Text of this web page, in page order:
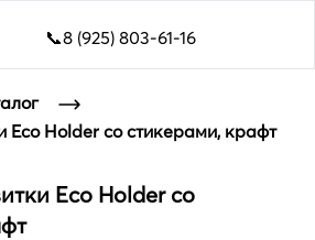
📞8 (925) 803-61-16
Eco Holder со стикерами, крафт
Eco Holder со